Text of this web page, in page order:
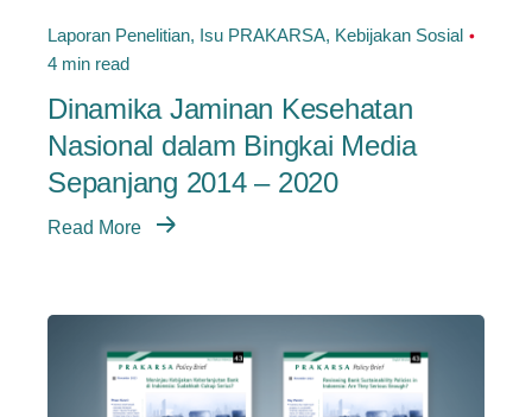
Laporan Penelitian Isu PRAKARSA Kebijakan Sosial
4 min read
Dinamika Jaminan Kesehatan
Nasional dalam Bingkai Media
Sepanjang 2014 – 2020
Read More